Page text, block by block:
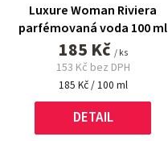
Luxure Woman Riviera
parfémovaná voda 100 ml
185 Kč / ks
153 Kč bez DPH
Měrná
185 Kč / 100 ml
DETAIL